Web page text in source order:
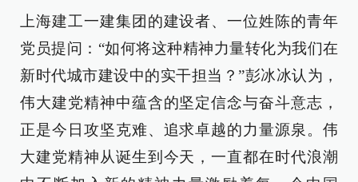
上海建工一建集团的建设者、一位姓陈的青年
党员提问：“如何将这种精神力量转化为我们在
新时代城市建设中的实干担当？”彭冰冰认为，
伟大建党精神中蕴含的坚定信念与奋斗意志，
正是今日攻坚克难、追求卓越的力量源泉。伟
大建党精神从诞生到今天，一直都在时代浪潮